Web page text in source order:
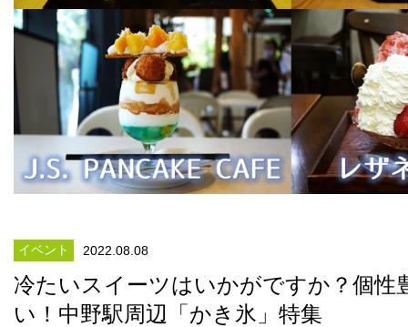
イベント 2022.08.08
冷たいスイーツはいかがですか？個性
い！中野駅周辺「かき氷」特集